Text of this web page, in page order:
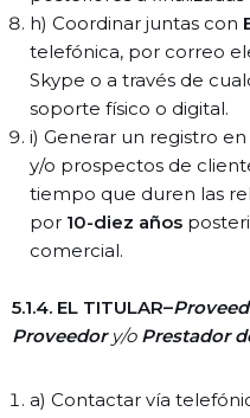
h) Coordinar juntas con
telefónica, por correo
Skype o a través de
soporte físico o digital.
i) Generar un registro
y/o prospectos de
tiempo que duren las
por 10-diez años
comercial.
5.1.4. EL TITULAR–
Proveedor y/oPrestador
a) Contactar vía